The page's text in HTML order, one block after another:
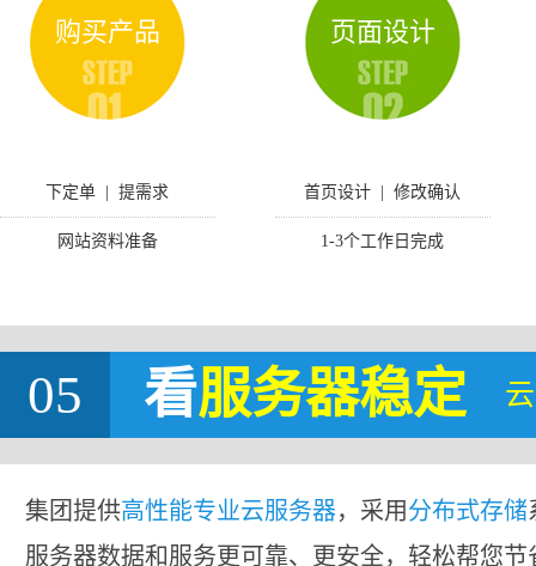
购买产品
下定单 | 提需求
网站资料准备
页面设计
首页设计 | 修改确认
1-3个工作日完成
05 看服务器稳定
集团提供高性能专业云服务器，采用分布式存储
服务器数据和服务更可靠、更安全，轻松帮您节